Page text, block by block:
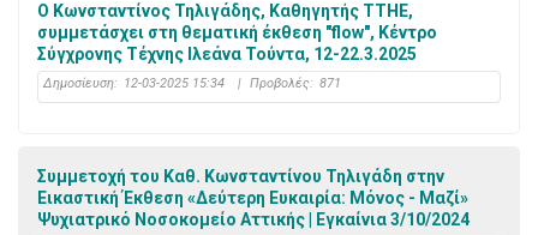
Ο Κωνσταντίνος Τηλιγάδης, Καθηγητής ΤΤΗΕ,
συμμετάσχει στη θεματική έκθεση "flow", Κέντρο
Σύγχρονης Τέχνης Ιλεάνα Τούντα, 12-22.3.2025
Δημοσίευση: 12-03-2025 15:34 | Προβολές: 871
Συμμετοχή του Καθ. Κωνσταντίνου Τηλιγάδη στην
Εικαστική Έκθεση «Δεύτερη Ευκαιρία: Μόνος - Μαζί»
Ψυχιατρικό Νοσοκομείο Αττικής | Εγκαίνια 3/10/2024